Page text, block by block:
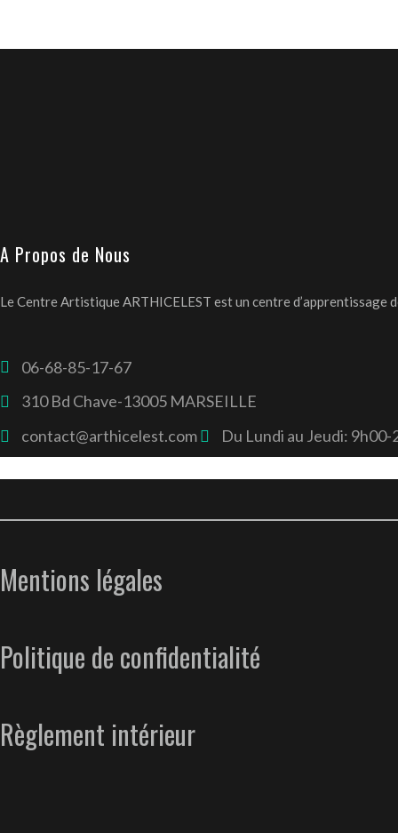
A Propos de Nous
Le Centre Artistique ARTHICELEST est un centre d’apprentissage
06-68-85-17-67
310 Bd Chave-13005 MARSEILLE
contact@arthicelest.com
Du Lundi au Jeudi: 9h00-
Mentions légales
Politique de confidentialité
Règlement intérieur